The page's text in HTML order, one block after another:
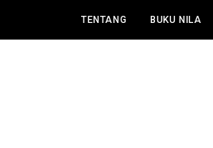
TENTANG BUKU NILA